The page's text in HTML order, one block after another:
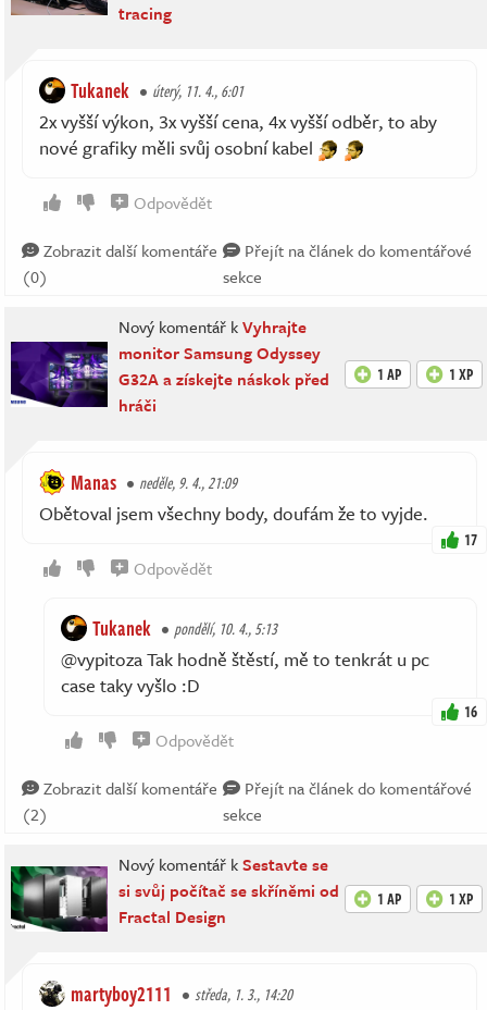
tracing
Tukanek úterý, 11. 4., 6:01
2x vyšší výkon, 3x vyšší cena, 4x vyšší odběr, to aby
nové grafiky měli svůj osobní kabel
Odpovědět
Zobrazit další komentáře
(0)
Přejít na článek do komentářové
sekce
Nový komentář kVyhrajte
monitor Samsung Odyssey
G32A a získejte náskok před
hráči
1 AP 1 XP
Manas neděle, 9. 4., 21:09
Obětoval jsem všechny body, doufám že to vyjde.
17
Odpovědět
Tukanek pondělí, 10. 4., 5:13
@vypitoza Tak hodně štěstí, mě to tenkrát u pc
case taky vyšlo :D
16
Odpovědět
Zobrazit další komentáře
(2)
Přejít na článek do komentářové
sekce
Nový komentář kSestavte se
si svůj počítač se skříněmi od
Fractal Design
1 AP 1 XP
martyboy2111 středa, 1. 3., 14:20